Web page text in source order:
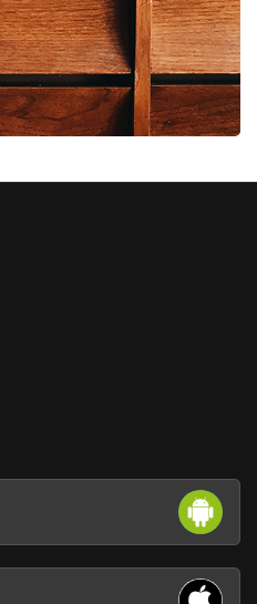
საკითხებს
განბლოკილია და მას
მოჰყვეს,“ - აცხადებს
ქვეყნების
"დრუჟბას" მეშვეობით